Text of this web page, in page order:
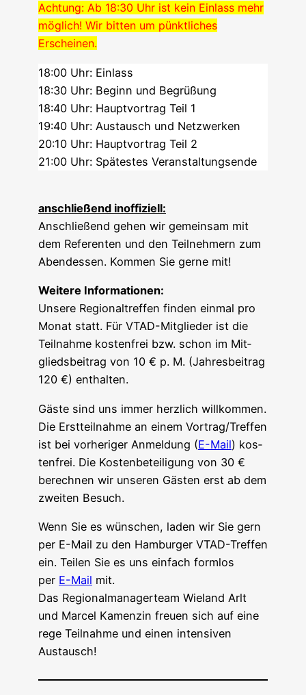
Ach­tung: Ab 18:30 Uhr ist kein Ein­lass mehr
mög­lich! Wir bit­ten um pünkt­li­ches
Erscheinen.
18:00 Uhr: Einlass
18:30 Uhr: Beginn und Begrüßung
18:40 Uhr: Haupt­vor­trag Teil 1
19:40 Uhr: Aus­tausch und Netzwerken
20:10 Uhr: Haupt­vor­trag Teil 2
21:00 Uhr: Spä­tes­tes Veranstaltungsende
anschlie­ßend inoffiziell:
Anschlie­ßend gehen wir gemein­sam mit
dem Refe­ren­ten und den Teil­neh­mern zum
Abend­essen. Kom­men Sie ger­ne mit!
Wei­te­re Informationen:
Unse­re Regio­nal­tref­fen fin­den ein­mal pro
Monat statt. Für VTAD-Mit­glie­der ist die
Teil­nah­me kos­ten­frei bzw. schon im Mit­
glieds­bei­trag von 10 € p. M. (Jah­res­bei­trag
120 €) enthalten.
Gäs­te sind uns immer herz­lich will­kom­men.
Die Erst­teil­nah­me an einem Vortrag/Treffen
ist bei vor­he­ri­ger Anmel­dung (E-Mail) kos­
ten­frei. Die Kos­ten­be­tei­li­gung von 30 €
berech­nen wir unse­ren Gäs­ten erst ab dem
zwei­ten Besuch.
Wenn Sie es wün­schen, laden wir Sie gern
per E-Mail zu den Ham­bur­ger VTAD-Tref­fen
ein. Tei­len Sie es uns ein­fach form­los
per E-Mail mit.
Das Regio­nal­ma­na­ger­team Wie­land Arlt
und Mar­cel Kamen­zin freu­en sich auf eine
rege Teil­nah­me und einen inten­si­ven
Austausch!